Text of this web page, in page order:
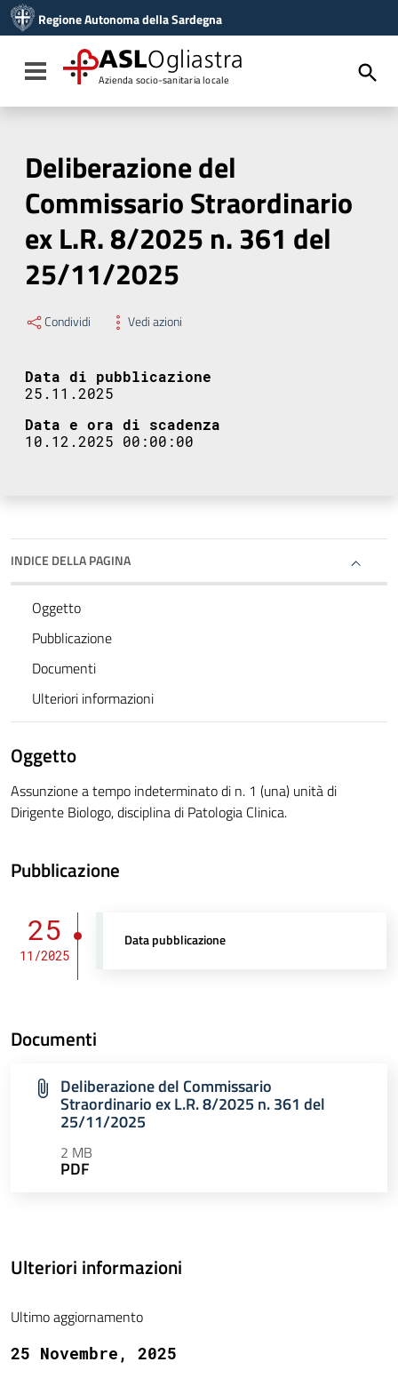
Vai al menu di navigazione
Vai al footer
Regione Autonoma della Sardegna
Toggle navigation
ASLOgliastra
Azienda socio-sanitaria locale
Deliberazione del
Commissario Straordinario
ex L.R. 8/2025 n. 361 del
25/11/2025
Condividi Vedi azioni
Data di pubblicazione
25.11.2025
Data e ora di scadenza
10.12.2025 00:00:00
INDICE DELLA PAGINA
Oggetto
Pubblicazione
Documenti
Ulteriori informazioni
Oggetto
Assunzione a tempo indeterminato di n. 1 (una) unità di
Dirigente Biologo, disciplina di Patologia Clinica.
Pubblicazione
25
11/2025
Data pubblicazione
Documenti
Deliberazione del Commissario
Straordinario ex L.R. 8/2025 n. 361 del
25/11/2025
2 MB
PDF
Ulteriori informazioni
Ultimo aggiornamento
25 Novembre, 2025